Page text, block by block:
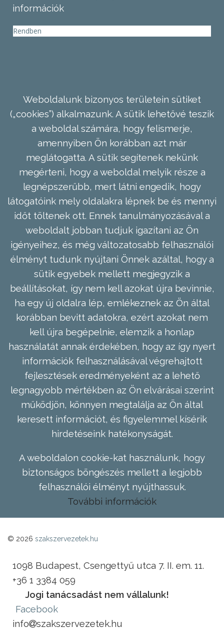
információk
Rendben
Weboldalunk bizonyos területein sütiket
(„cookies”) alkalmazunk. A sütik lehetővé teszik
a weboldal számára, hogy felismerje,
amennyiben Ön korábban azt már
meglátogatta. A sütik segítenek nekünk
megérteni, hogy a weboldal melyik része a
legnépszerűbb, mert látni engedik, hogy
látogatóink mely oldalakra lépnek be és mennyi
időt töltenek ott. Ennek tanulmányozásával a
weboldalt jobban tudjuk igazítani az Ön
igényeihez, és még változatosabb felhasználói
élményt tudunk nyújtani Önnek azáltal, hogy a
sütik egyebek mellett megjegyzik a
beállításokat, így nem kell azokat újra bevinnie,
ha egy új oldalra lép, emlékeznek az Ön által
korábban bevitt adatokra, ezért azokat nem
kell újra begépelnie, elemzik a honlap
használatát annak érdekében, hogy az így nyert
információk felhasználásával végrehajtott
fejlesztések eredményeként az a lehető
legnagyobb mértékben az Ön elvárásai szerint
működjön, könnyen megtalálja az Ön által
keresett információt, és figyelemmel kísérik
hirdetéseink hatékonyságát.
A weboldalon cookie-kat használunk, hogy
biztonságos böngészés mellett a legjobb
felhasználói élményt nyújthassuk.
További információk
© 2026 szakszervezetek.hu
1098 Budapest, Csengettyű utca 7. II. em. 11.
+36 1 3384 059
Jogi tanácsadást nem vállalunk!
Facebook
info
szakszervezetek.hu